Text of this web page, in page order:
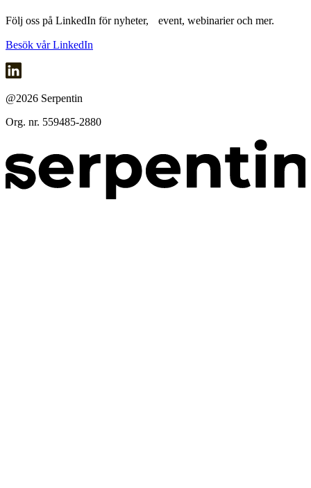
Följ oss på LinkedIn för nyheter, event, webinarier och mer.
Besök vår LinkedIn
@2026 Serpentin
Org. nr. 559485-2880